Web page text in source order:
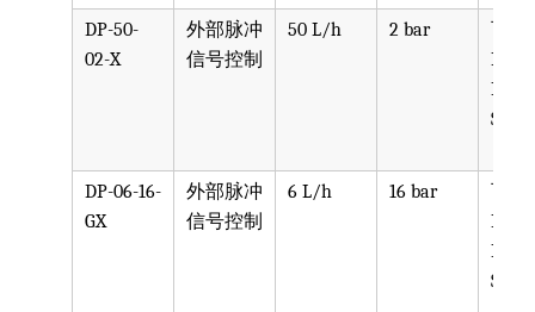
DP-50-
02-X
外部脉冲
信号控制
50 L/h 2 bar
可选
PPV,
PVDF,
SST,
DP-06-16-
GX
外部脉冲
信号控制
6 L/h 16 bar
可选
PPV,
PVDF,
SST,